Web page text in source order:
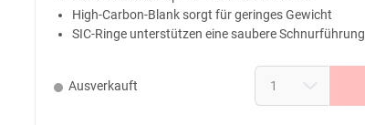
High-Carbon-Blank sorgt für geringes Gewicht
SIC-Ringe unterstützen eine saubere Schnurführung
Ausverkauft